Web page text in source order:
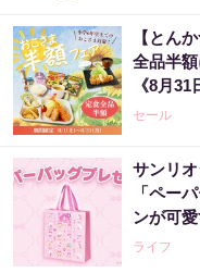
【とん
全品半
《8月31
セール
サンリ
「ペー
ンが可
ライフ